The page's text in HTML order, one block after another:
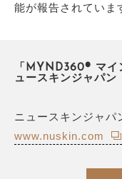
能が報告されていま
「MYND360® マイ
ュースキンジャパン
ニュースキンジャパ
www.nuskin.com